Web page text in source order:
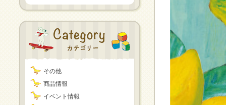
その他
商品情報
イベント情報